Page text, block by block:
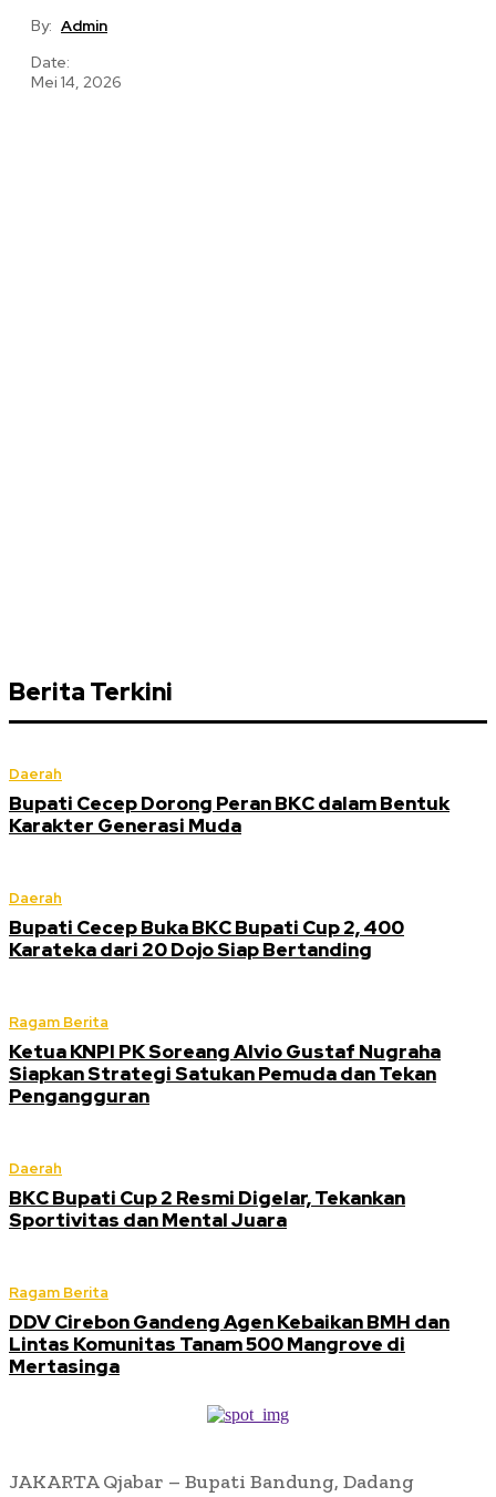
By: Admin
Date:
Mei 14, 2026
Berita Terkini
Daerah
Bupati Cecep Dorong Peran BKC dalam Bentuk
Karakter Generasi Muda
Daerah
Bupati Cecep Buka BKC Bupati Cup 2, 400
Karateka dari 20 Dojo Siap Bertanding
Ragam Berita
Ketua KNPI PK Soreang Alvio Gustaf Nugraha
Siapkan Strategi Satukan Pemuda dan Tekan
Pengangguran
Daerah
BKC Bupati Cup 2 Resmi Digelar, Tekankan
Sportivitas dan Mental Juara
Ragam Berita
DDV Cirebon Gandeng Agen Kebaikan BMH dan
Lintas Komunitas Tanam 500 Mangrove di
Mertasinga
JAKARTA Qjabar – Bupati Bandung, Dadang